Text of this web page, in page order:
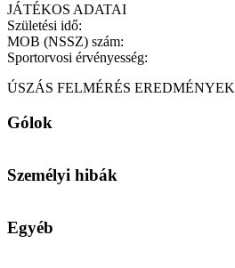
JÁTÉKOS ADATAI
Születési idő:
MOB (NSSZ) szám:
Sportorvosi érvényesség:
ÚSZÁS FELMÉRÉS EREDMÉNYEK
Gólok
Személyi hibák
Egyéb